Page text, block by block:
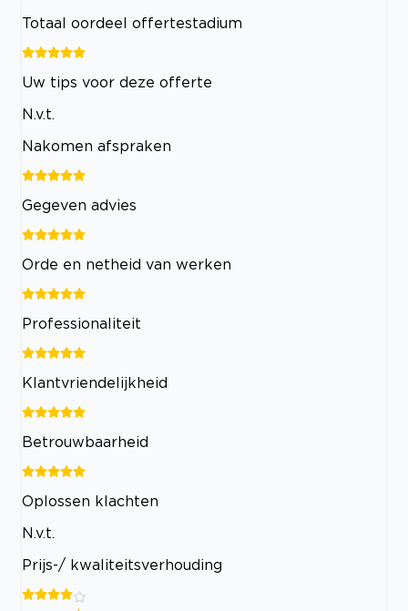
Totaal oordeel offertestadium
Uw tips voor deze offerte
N.v.t.
Nakomen afspraken
Gegeven advies
Orde en netheid van werken
Professionaliteit
Klantvriendelijkheid
Betrouwbaarheid
Oplossen klachten
N.v.t.
Prijs-/ kwaliteitsverhouding